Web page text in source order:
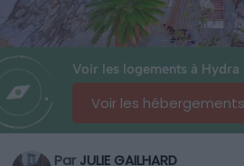
Voir les logements à Hydra
Voir les hébergements
Par JULIE GAILHARD